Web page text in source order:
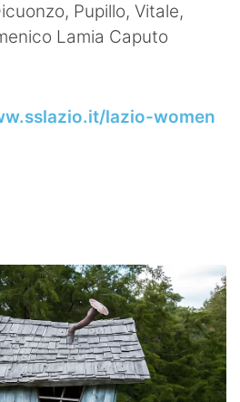
Pupillo, Vitale,
Lamia Caputo
lazio-women